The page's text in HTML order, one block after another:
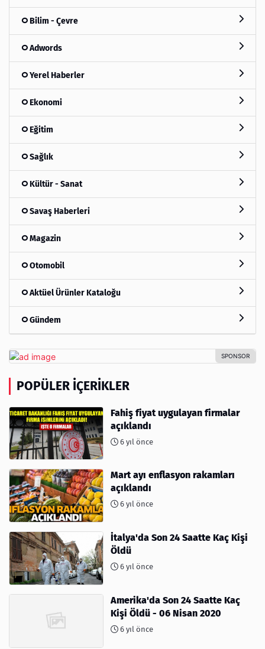
Bilim - Çevre
Adwords
Yerel Haberler
Ekonomi
Eğitim
Sağlık
Kültür - Sanat
Savaş Haberleri
Magazin
Otomobil
Aktüel Ürünler Kataloğu
Gündem
POPÜLER İÇERIKLER
Fahiş fiyat uygulayan firmalar
açıklandı
6 yıl önce
Mart ayı enflasyon rakamları
açıklandı
6 yıl önce
İtalya'da Son 24 Saatte Kaç Kişi
Öldü
6 yıl önce
Amerika'da Son 24 Saatte Kaç
Kişi Öldü - 06 Nisan 2020
6 yıl önce